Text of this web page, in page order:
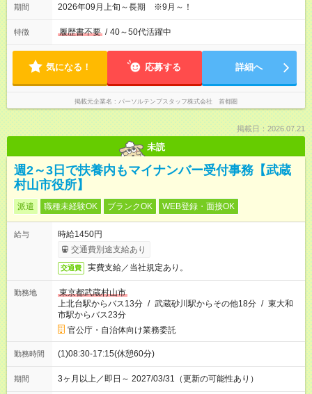
期間 2026年09月上旬～長期 ※9月～！
特徴 履歴書不要 / 40～50代活躍中
気になる！ 応募する 詳細へ
掲載元企業名 パーソルテンプスタッフ株式会社 首都圏
掲載日：2026.07.21
未読
週2～3日で扶養内もマイナンバー受付事務【武蔵
村山市役所】
派遣 職種未経験OK ブランクOK WEB登録・面接OK
給与
時給1450円
交通費別途支給あり
交通費 実費支給／当社規定あり。
勤務地
東京都武蔵村山市
上北台駅からバス13分 / 武蔵砂川駅からその他18分 / 東大和
市駅からバス23分
官公庁・自治体向け業務委託
勤務時間 (1)08:30-17:15(休憩60分)
期間 3ヶ月以上／即日～ 2027/03/31（更新の可能性あり）